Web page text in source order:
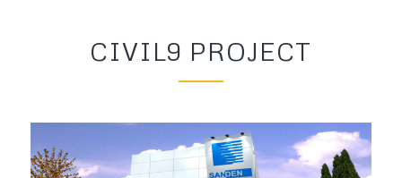
CIVIL9 PROJECT